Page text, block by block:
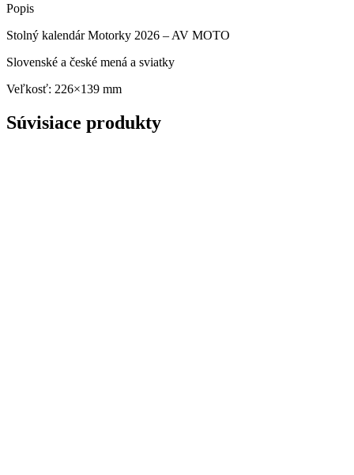
Popis
Stolný kalendár Motorky 2026 – AV MOTO
Slovenské a české mená a sviatky
Veľkosť: 226×139 mm
Súvisiace produkty